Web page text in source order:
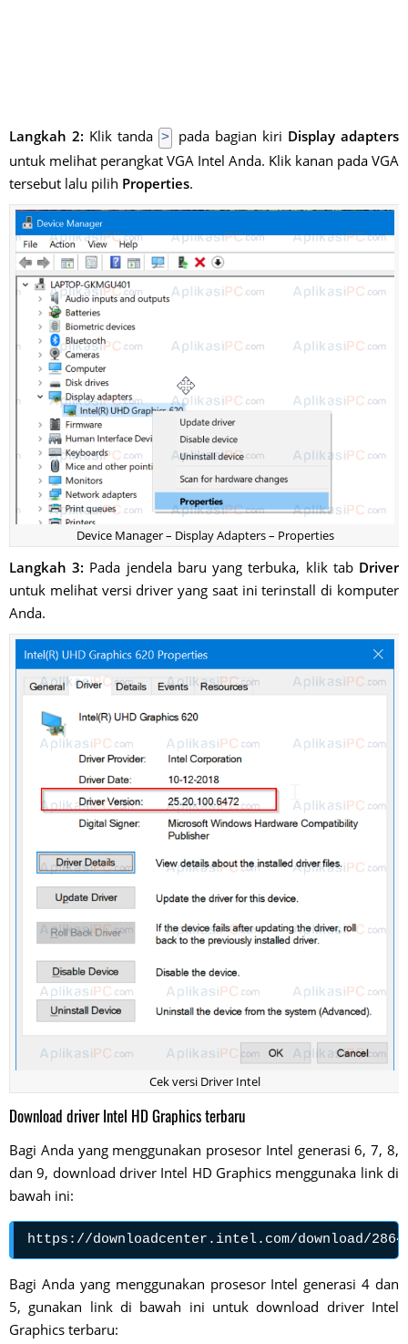
Langkah 2: Klik tanda> pada bagian kiri Display adapters
untuk melihat perangkat VGA Intel Anda. Klik kanan pada VGA
tersebut lalu pilih Properties.
Device Manager – Display Adapters – Properties
Langkah 3: Pada jendela baru yang terbuka, klik tab Driver
untuk melihat versi driver yang saat ini terinstall di komputer
Anda.
Cek versi Driver Intel
Download driver Intel HD Graphics terbaru
Bagi Anda yang menggunakan prosesor Intel generasi 6, 7, 8,
dan 9, download driver Intel HD Graphics menggunaka link di
bawah ini:
https://downloadcenter.intel.com/download/
Bagi Anda yang menggunakan prosesor Intel generasi 4 dan
5, gunakan link di bawah ini untuk download driver Intel
Graphics terbaru: